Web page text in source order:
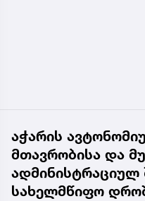
აჭარის
მთავრობისა და
ადმინისტრაციულ
სახელმწიფო